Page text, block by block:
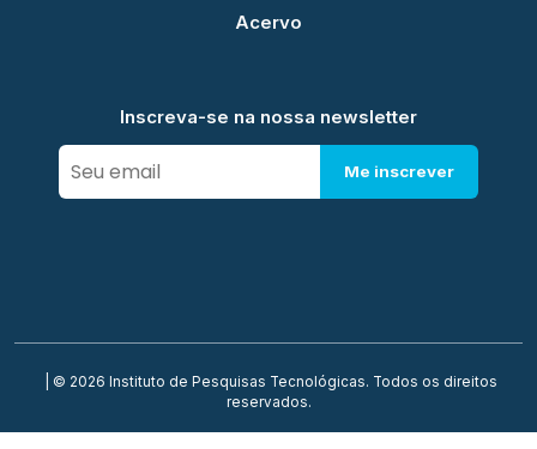
Acervo
Inscreva-se na nossa newsletter
Me inscrever
| © 2026 Instituto de Pesquisas Tecnológicas. Todos os direitos
reservados.